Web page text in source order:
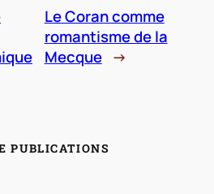
Le Coran comme
romantisme de la
Mecque →
PUBLICATIONS